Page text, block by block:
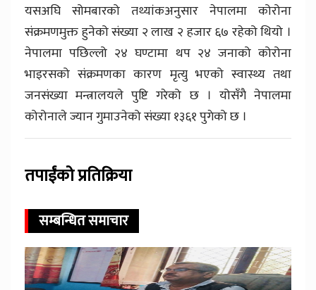
यसअघि सोमबारको तथ्यांकअनुसार नेपालमा कोरोना
संक्रमणमुक्त हुनेको संख्या २ लाख २ हजार ६७ रहेको थियो ।
नेपालमा पछिल्लो २४ घण्टामा थप २४ जनाको कोरोना
भाइरसको संक्रमणका कारण मृत्यु भएको स्वास्थ्य तथा
जनसंख्या मन्त्रालयले पुष्टि गरेको छ । योसँगै नेपालमा
कोरोनाले ज्यान गुमाउनेको संख्या १३६१ पुगेको छ ।
तपाईंको प्रतिक्रिया
सम्बन्धित समाचार